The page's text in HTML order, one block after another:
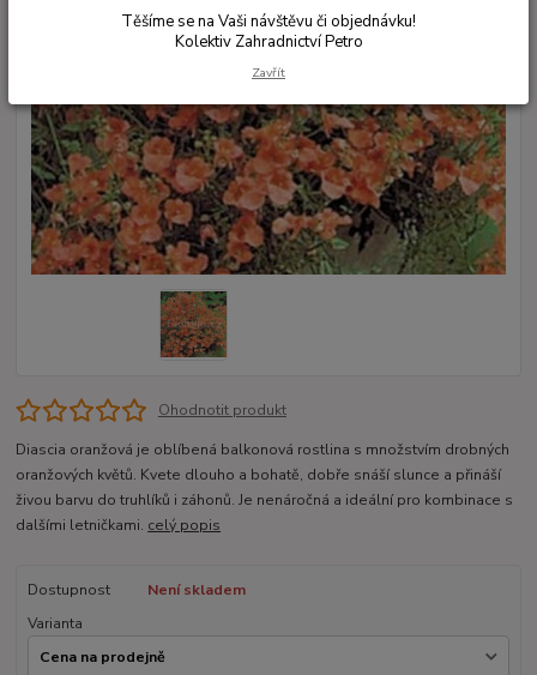
Ohodnotit produkt
Diascia oranžová je oblíbená balkonová rostlina s množstvím drobných
oranžových květů. Kvete dlouho a bohatě, dobře snáší slunce a přináší
živou barvu do truhlíků i záhonů. Je nenáročná a ideální pro kombinace s
dalšími letničkami. celý popis
Dostupnost
Není skladem
Varianta
Těšíme se na Vaši návštěvu či objednávku!
Kolektiv Zahradnictví Petro
Zavřít